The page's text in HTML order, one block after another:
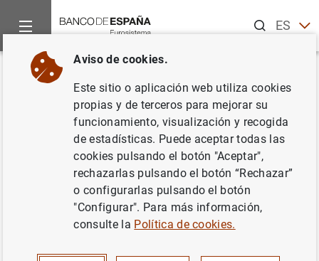
ESEN
Inicio Publicaciones
Volver
Should I stay or should I go?
Austerity, unemployment and
migration
Aviso de cookies.
Este sitio o aplicación web utiliza cookies
propias y de terceros para mejorar su
funcionamiento, visualización y recogida
de estadísticas. Puede aceptar todas las
cookies pulsando el botón "Aceptar",
rechazarlas pulsando el botón “Rechazar”
o configurarlas pulsando el botón
"Configurar". Para más información,
consulte la Política de cookies.